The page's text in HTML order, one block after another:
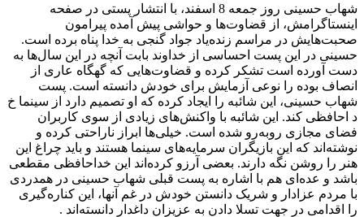
شهاب حسینی روز جمعه 8 اسفند، با انتشار پستی در صفحه
اینستاگرامش، از قضاوت‌ها و حواشی پیش آمده پیرامون
صحبت‌هایش در مراسم زنده‌یاد جواد گنجی به خدا پناه برده است.
حسینی در این پست احساسی از خداوند بابت آنچه در این سال‌ها به
دست آورده است تشکر کرده و قضاوت‌هایی که گهگاه عاری از
انصاف بوده را نوعی آزمایش برای خودش دانسته است. پست
شهاب حسینی، این شائبه را ایجاد کرده که او تصمیم دارد از سینما خ
د احافظی کند. این شائبه با واکنش‌های زیادی از سوی کاربران
فضای مجازی روبه‌رو شده است. خیلی‌ها ابراز ناراحتی کرده و
نوشته‌اند که این بازیگران سرمایه‌های سینما هستند و باید چراغ این
هنر را روشن نگه دارند. بعضی آرزو کرده‌اند این خداحافظی مقطعی
باشد و عده‌ای هم با اشاره به پست قبلی‌ شهاب حسینی در همدردی
با مردم عزادار و شریک دانستن خودش در غم آنها، این کناره‌گیری
را اقدامی در جهت تسلا دادن به عزیزان داغدار دانسته‌اند .